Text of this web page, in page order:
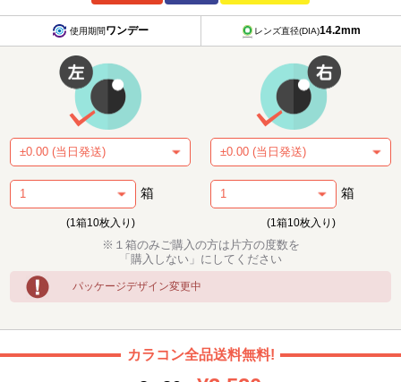
使用期間ワンデー レンズ直径(DIA)14.2mm
箱
(1箱10枚入り)
箱
(1箱10枚入り)
※１箱のみご購入の方は片方の度数を
「購入しない」にしてください
パッケージデザイン変更中
カラコン全品送料無料!